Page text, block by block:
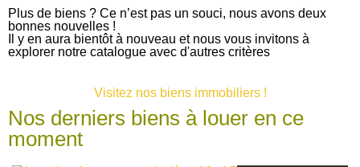
Plus de biens ? Ce n’est pas un souci, nous avons deux
bonnes nouvelles !
Il y en aura bientôt à nouveau et nous vous invitons à
explorer notre catalogue avec d'autres critères
Visitez nos biens immobiliers !
Nos derniers biens à louer en ce
moment